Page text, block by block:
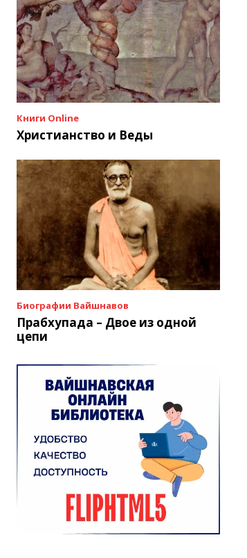
Книги Online
Христианство и Веды
Биографии Вайшнавов
Прабхупада – Двое из одной
цепи